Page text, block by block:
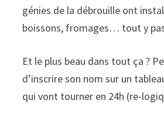
génies de la débrouille ont
boissons, fromages… tout y
Et le plus beau dans tout ça ?
d’inscrire son nom sur un
qui vont tourner en 24h (re-